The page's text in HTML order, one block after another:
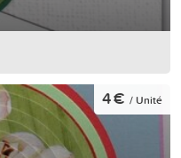
4 € / Unité